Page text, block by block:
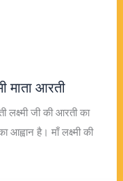
माता आरती
लक्ष्मी जी की आरती का
है। माँ लक्ष्मी की